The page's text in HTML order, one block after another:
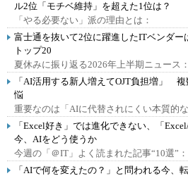
ル2位「モチベ維持」を超えた1位は？
「やる必要ない」派の理由とは：
富士通を抜いて2位に躍進したITベンダ
トップ20
夏休みに振り返る2026年上半期ニュース：
「AI活用する新人増えてOJT負担増」
悩
重要なのは「AIに代替されにくい本質的
「Excel好き」では進化できない、「
今、AIをどう使うか
今週の「＠IT」よく読まれた記事“10選”：
「AIで何を変えたの？」と問われる今、